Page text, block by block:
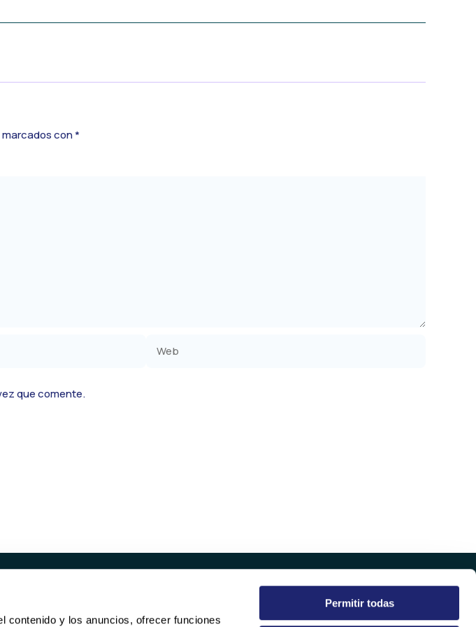
contenido y los anuncios, ofrecer funciones
Permitir todas
con*
que comente.
SERVICIOS EMPRESA